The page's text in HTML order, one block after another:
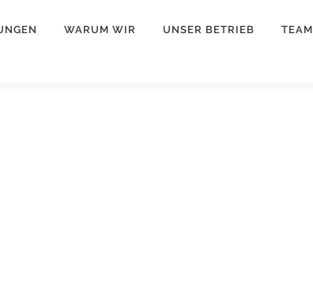
WARUM WIR UNSER BETRIEB TEAM